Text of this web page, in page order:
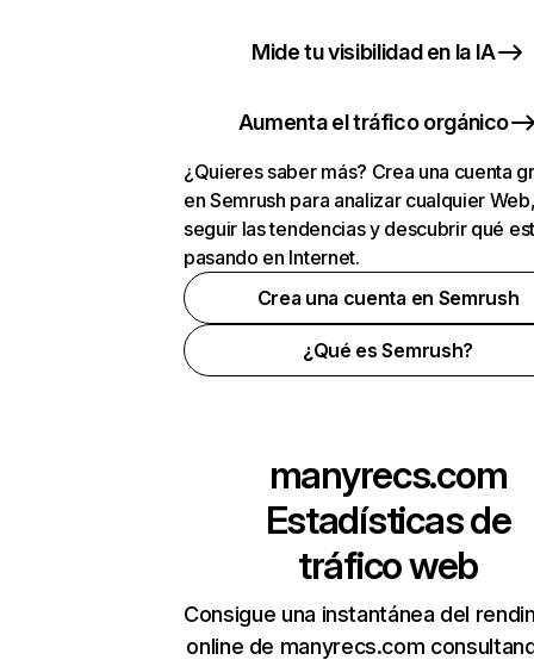
Mide tu visibilidad en la IA
Aumenta el tráfico orgánico
¿Quieres saber más? Crea una cuenta
en Semrush para analizar cualquier
seguir las tendencias y descubrir qué
pasando en Internet.
Crea una cuenta en Semrush
¿Qué es Semrush?
manyrecs.com
Estadísticas de
tráfico web
Consigue una instantánea del
online de manyrecs.com